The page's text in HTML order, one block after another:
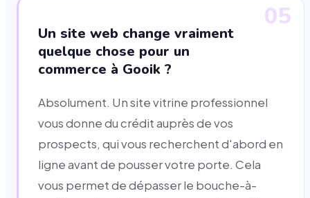
05
Un site web change vraiment
quelque chose pour un
commerce à Gooik ?
Absolument. Un site vitrine professionnel
vous donne du crédit auprès de vos
prospects, qui vous recherchent d'abord en
ligne avant de pousser votre porte. Cela
vous permet de dépasser le bouche-à-